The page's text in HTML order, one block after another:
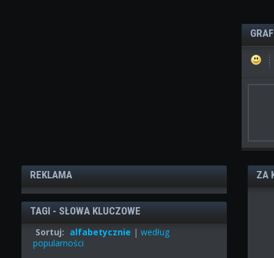
REKLAMA
TAGI - SŁOWA KLUCZOWE
Sortuj: alfabetycznie |według
popularności
ZA